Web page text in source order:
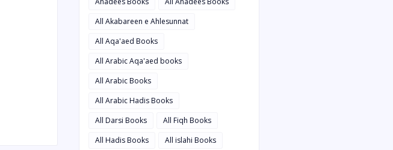
All Akabareen e Ahlesunnat
All Aqa'aed Books
All Arabic Aqa'aed books
All Arabic Books
All Arabic Hadis Books
All Darsi Books
All Fiqh Books
All Hadis Books
All islahi Books